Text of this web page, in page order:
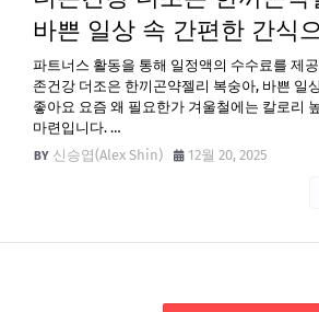
바쁜 일상 속 간편한 간식
파트너스 활동을 통해 일정액의 수수료를 제
존건강 더조은 한끼곤약젤리 복숭아, 바쁜 일
좋아요 요즘 왜 필요한가 겨울철에는 칼로리
마련입니다. …
신승엽(Alex Shin)
12월 20, 2025